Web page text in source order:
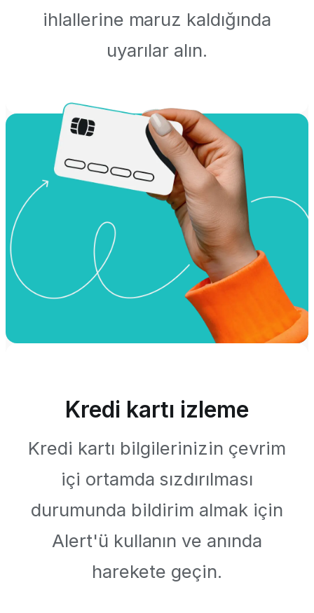
ihlallerine maruz kaldığında
uyarılar alın.
Kredi kartı izleme
Kredi kartı bilgilerinizin çevrim
içi ortamda sızdırılması
durumunda bildirim almak için
Alert'ü kullanın ve anında
harekete geçin.